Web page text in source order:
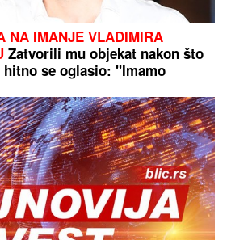
NA IMANJE VLADIMIRA
Zatvorili mu objekat nakon što
se oglasio: "Imamo